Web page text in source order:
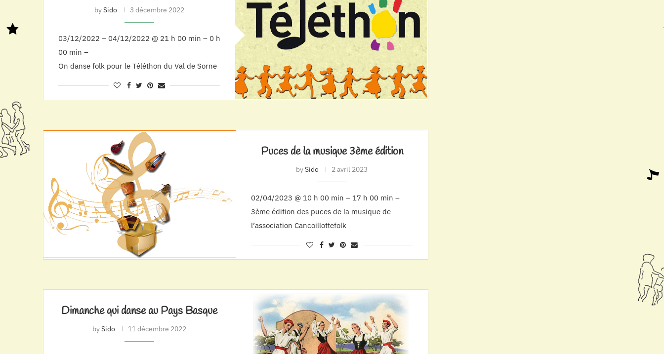
bySido 3 décembre 2022
03/12/2022 – 04/12/2022 @ 21 h 00 min – 0 h
00 min –
On danse folk pour le Téléthon du Val de Sorne
Puces de la musique 3ème édition
bySido 2 avril 2023
02/04/2023 @ 10 h 00 min – 17 h 00 min –
3ème édition des puces de la musique de
l’association Cancoillottefolk
Dimanche qui danse au Pays Basque
bySido 11 décembre 2022